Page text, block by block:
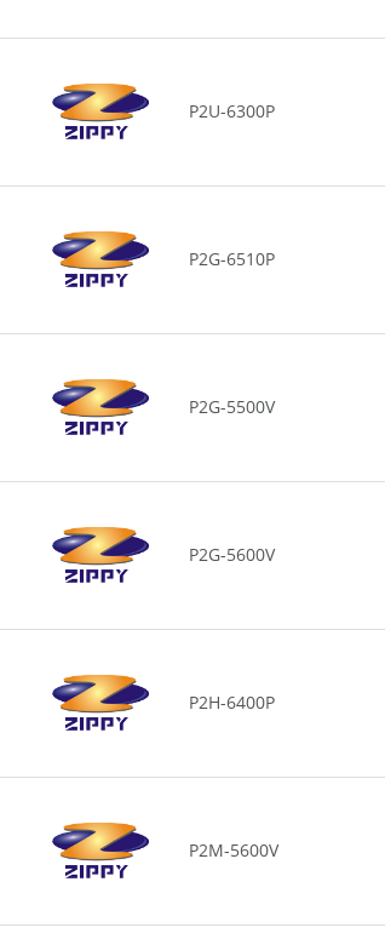
P2U-6300P
P2G-6510P
P2G-5500V
P2G-5600V
P2H-6400P
P2M-5600V